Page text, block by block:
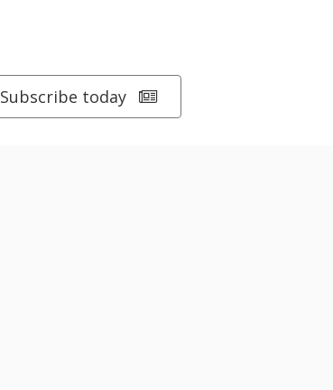
Subscribe today